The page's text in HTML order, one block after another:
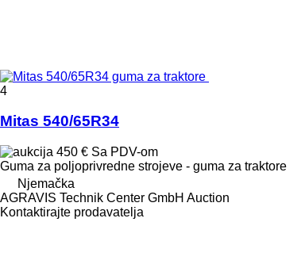
4
Mitas 540/65R34
450 € Sa PDV-om
Guma za poljoprivredne strojeve - guma za traktore
Njemačka
AGRAVIS Technik Center GmbH Auction
Kontaktirajte prodavatelja